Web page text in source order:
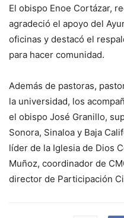
El obispo Enoe Cortázar,
agradeció el apoyo del
oficinas y destacó el
para hacer comunidad.
Además de pastoras,
la universidad, los
el obispo José Granillo,
Sonora, Sinaloa y Baja
líder de la Iglesia de Dios
Muñoz, coordinador de
director de Participación